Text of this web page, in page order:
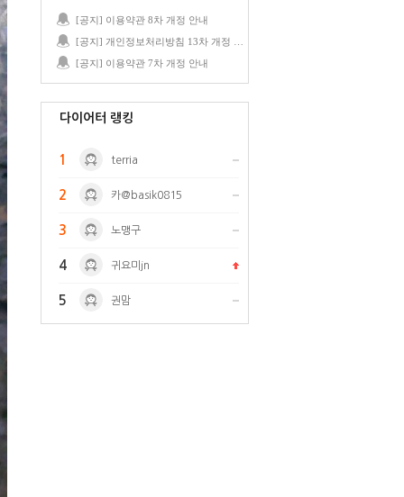
[공지] 이용약관 8차 개정 안내
[공지] 이용약관 7차 개정 안내
다이어터 랭킹
1 terria
2 카@basik0815
3 노맹구
4 귀요미jn
5 권맘